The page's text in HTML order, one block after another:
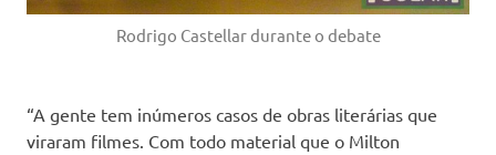
Rodrigo Castellar durante o debate
“A gente tem inúmeros casos de obras literárias que
viraram filmes. Com todo material que o Milton